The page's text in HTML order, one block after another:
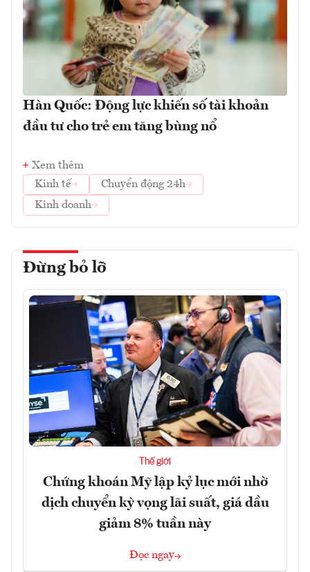
Hàn Quốc: Động lực khiến số tài khoản
đầu tư cho trẻ em tăng bùng nổ
Xem thêm
Kinh tế
Chuyển động 24h
Kinh doanh
Đừng bỏ lỡ
Thế giới
Chứng khoán Mỹ lập kỷ lục mới nhờ
dịch chuyển kỳ vọng lãi suất, giá dầu
giảm 8% tuần này
Đọc ngay